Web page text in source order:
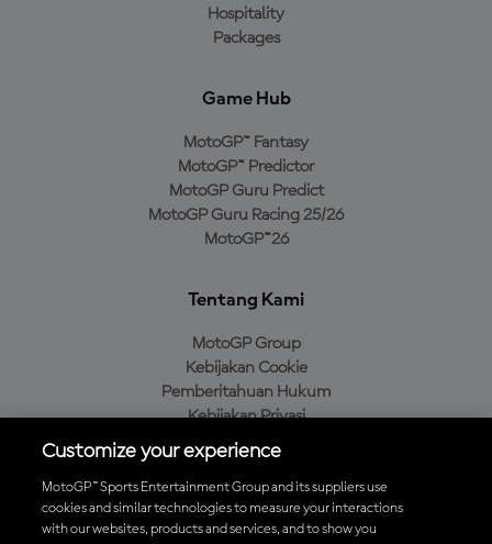
Hospitality
Packages
Game Hub
MotoGP™ Fantasy
MotoGP™ Predictor
MotoGP Guru Predict
MotoGP Guru Racing 25/26
MotoGP™26
Tentang Kami
MotoGP Group
Kebijakan Cookie
Pemberitahuan Hukum
Kebijakan Privasi
Kebijakan Pembelian
Unduh Aplikasi Resmi MotoGP™
Customize your experience
MotoGP™ Sports Entertainment Group and its suppliers use
cookies and similar technologies to measure your interactions
with our websites, products and services, and to show you